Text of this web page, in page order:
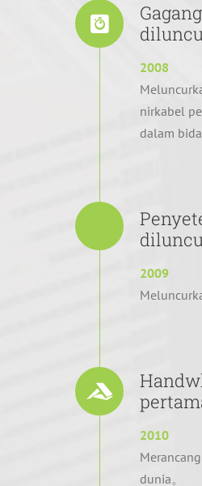
2008
nirkabel
dalam
2009
2010
dunia。